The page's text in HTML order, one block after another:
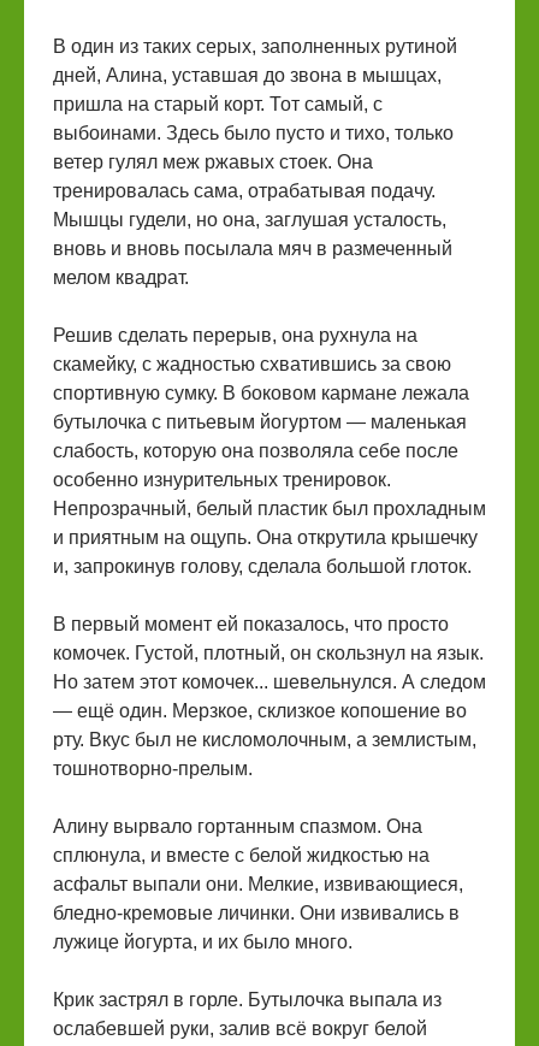
В один из таких серых, заполненных рутиной
дней, Алина, уставшая до звона в мышцах,
пришла на старый корт. Тот самый, с
выбоинами. Здесь было пусто и тихо, только
ветер гулял меж ржавых стоек. Она
тренировалась сама, отрабатывая подачу.
Мышцы гудели, но она, заглушая усталость,
вновь и вновь посылала мяч в размеченный
мелом квадрат.
Решив сделать перерыв, она рухнула на
скамейку, с жадностью схватившись за свою
спортивную сумку. В боковом кармане лежала
бутылочка с питьевым йогуртом — маленькая
слабость, которую она позволяла себе после
особенно изнурительных тренировок.
Непрозрачный, белый пластик был прохладным
и приятным на ощупь. Она открутила крышечку
и, запрокинув голову, сделала большой глоток.
В первый момент ей показалось, что просто
комочек. Густой, плотный, он скользнул на язык.
Но затем этот комочек... шевельнулся. А следом
— ещё один. Мерзкое, склизкое копошение во
рту. Вкус был не кисломолочным, а землистым,
тошнотворно-прелым.
Алину вырвало гортанным спазмом. Она
сплюнула, и вместе с белой жидкостью на
асфальт выпали они. Мелкие, извивающиеся,
бледно-кремовые личинки. Они извивались в
лужице йогурта, и их было много.
Крик застрял в горле. Бутылочка выпала из
ослабевшей руки, залив всё вокруг белой